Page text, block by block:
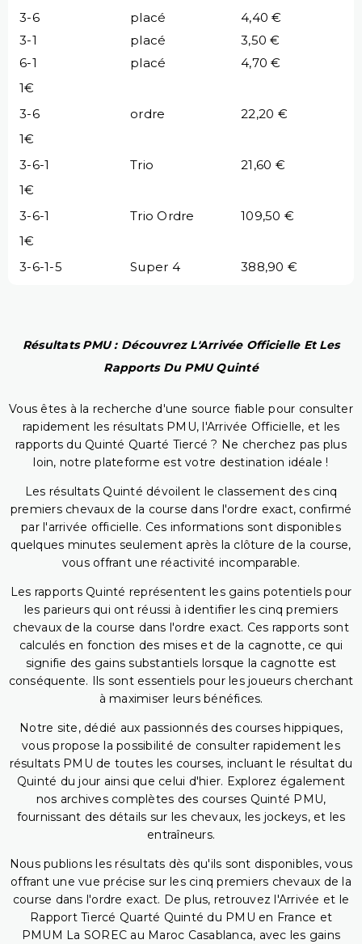
3-6 placé
4,40 €
3-1
placé
3,50 €
6-1
placé
4,70 €
1€
3-6
ordre
22,20 €
1€
3-6-1
Trio
21,60 €
1€
3-6-1
Trio Ordre
109,50 €
1€
3-6-1-5
Super 4 388,90 €
Résultats PMU : Découvrez L'Arrivée Officielle Et Les
Rapports Du PMU Quinté
Vous êtes à la recherche d'une source fiable pour consulter
rapidement les résultats PMU, l'Arrivée Officielle, et les
rapports du Quinté Quarté Tiercé ? Ne cherchez pas plus
loin, notre plateforme est votre destination idéale !
Les résultats Quinté dévoilent le classement des cinq
premiers chevaux de la course dans l'ordre exact, confirmé
par l'arrivée officielle. Ces informations sont disponibles
quelques minutes seulement après la clôture de la course,
vous offrant une réactivité incomparable.
Les rapports Quinté représentent les gains potentiels pour
les parieurs qui ont réussi à identifier les cinq premiers
chevaux de la course dans l'ordre exact. Ces rapports sont
calculés en fonction des mises et de la cagnotte, ce qui
signifie des gains substantiels lorsque la cagnotte est
conséquente. Ils sont essentiels pour les joueurs cherchant
à maximiser leurs bénéfices.
Notre site, dédié aux passionnés des courses hippiques,
vous propose la possibilité de consulter rapidement les
résultats PMU de toutes les courses, incluant le résultat du
Quinté du jour ainsi que celui d'hier. Explorez également
nos archives complètes des courses Quinté PMU,
fournissant des détails sur les chevaux, les jockeys, et les
entraîneurs.
Nous publions les résultats dès qu'ils sont disponibles, vous
offrant une vue précise sur les cinq premiers chevaux de la
course dans l'ordre exact. De plus, retrouvez l'Arrivée et le
Rapport Tiercé Quarté Quinté du PMU en France et
PMUM La SOREC au Maroc Casablanca, avec les gains